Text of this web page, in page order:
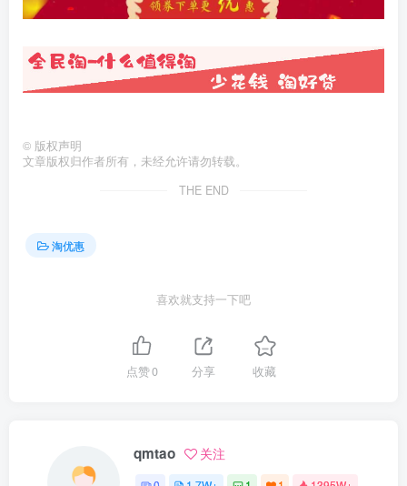
© 版权声明
文章版权归作者所有，未经允许请勿转载。
THE END
淘优惠
喜欢就支持一下吧
点赞0 分享 收藏
qmtao 关注